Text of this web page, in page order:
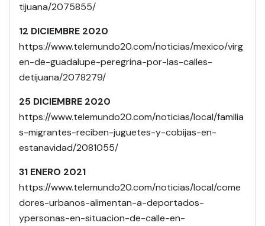
tijuana/2075855/
12 DICIEMBRE 2020
https://www.telemundo20.com/noticias/mexico/virg
en-de-guadalupe-peregrina-por-las-calles-
detijuana/2078279/
25 DICIEMBRE 2020
https://www.telemundo20.com/noticias/local/familia
s-migrantes-reciben-juguetes-y-cobijas-en-
estanavidad/2081055/
31 ENERO 2021
https://www.telemundo20.com/noticias/local/come
dores-urbanos-alimentan-a-deportados-
ypersonas-en-situacion-de-calle-en-